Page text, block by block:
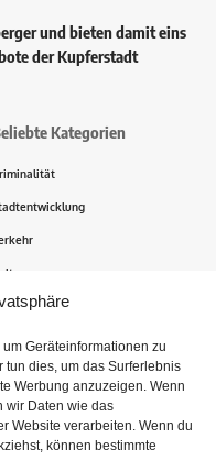
Geräteinformationen zu
dies, um das Surferlebnis
Werbung anzuzeigen. Wenn
wir Daten wie das
Website verarbeiten. Wenn du
können bestimmte
und bieten damit eins
der Kupferstadt
Kategorien
Du sendest uns
der Kupferstadt – Wir
und berichten!